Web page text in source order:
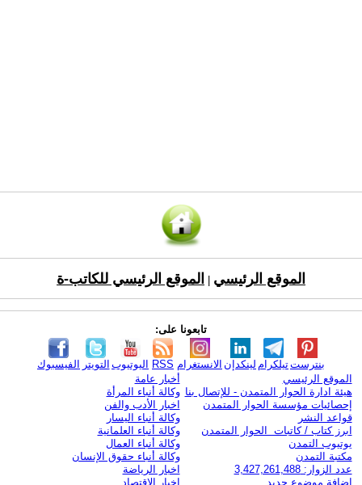
الموقع الرئيسي الموقع الرئيسي للكاتب-ة
تابعونا على:
الفيسبوك التويتر اليوتيوب RSS الانستغرام لينكدإن تيلكرامبنترست
الموقع الرئيسي
هيئة ادارة الحوار المتمدن - للإتصال بنا
إحصائيات مؤسسة الحوار المتمدن
قواعد النشر
ابرز كتاب / كاتبات الحوار المتمدن
يوتيوب التمدن
مكتبة التمدن
عدد الزوار: 3,427,261,488
اضافة موضوع جديد
أخبار عامة
وكالة أنباء المرأة
اخبار الأدب والفن
وكالة أنباء اليسار
وكالة أنباء العلمانية
وكالة أنباء العمال
وكالة أنباء حقوق الإنسان
اخبار الرياضة
اخبار الاقتصاد